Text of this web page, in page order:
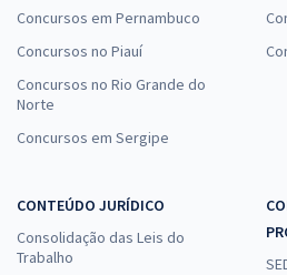
Concursos em Pernambuco
Concursos no Piauí
Concursos no Rio Grande do
Norte
Concursos em Sergipe
CONTEÚDO JURÍDICO
Consolidação das Leis do
Trabalho